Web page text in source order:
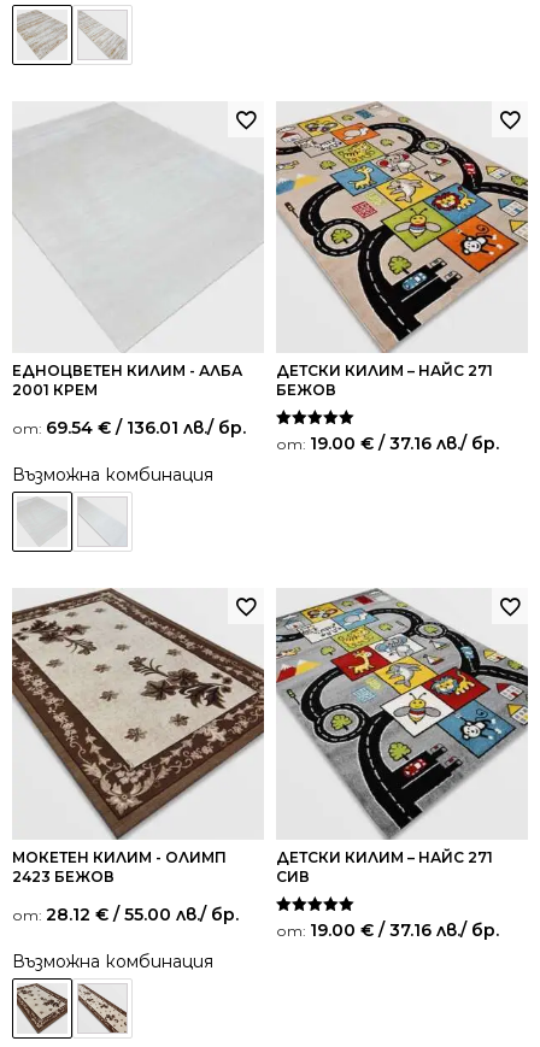
ЕДНОЦВЕТЕН КИЛИМ - АЛБА
2001 КРЕМ
от: 69.54 € / 136.01 лв./ бр.
Възможна комбинация
ДЕТСКИ КИЛИМ – НАЙС 271
БЕЖОВ
Оценено на
5.00
от: 19.00 € / 37.16 лв./ бр.
МОКЕТЕН КИЛИМ - ОЛИМП
2423 БЕЖОВ
от: 28.12 € / 55.00 лв./ бр.
Възможна комбинация
ДЕТСКИ КИЛИМ – НАЙС 271
СИВ
Оценено на
5.00
от: 19.00 € / 37.16 лв./ бр.